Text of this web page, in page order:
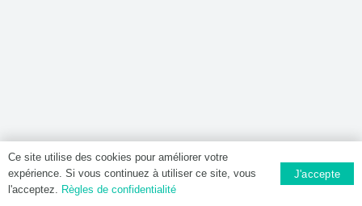
Ce site utilise des cookies pour améliorer votre
expérience. Si vous continuez à utiliser ce site, vous
l'acceptez. Règles de confidentialité
J'accepte